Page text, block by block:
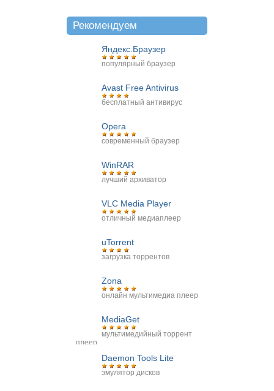
Рекомендуем
Яндекс.Браузер
популярный браузер
Avast Free Antivirus
бесплатный антивирус
Opera
современный браузер
WinRAR
лучший архиватор
VLC Media Player
отличный медиаплеер
uTorrent
загрузка торрентов
Zona
онлайн мультимедиа плеер
MediaGet
мультимедийный торрент
плеер
Daemon Tools Lite
эмулятор дисков